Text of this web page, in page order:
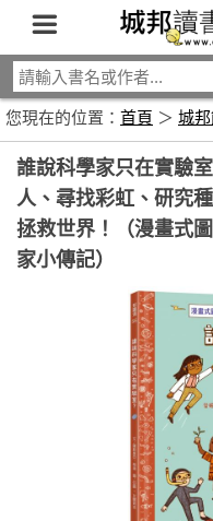
您現在的位置： 首頁 ＞ 城
誰說科學家只在實驗
人、尋找彩虹、研究
拯救世界！（漫畫式
家小傳記）